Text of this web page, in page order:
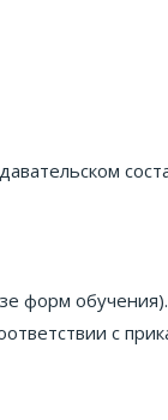
форм обучения).
с